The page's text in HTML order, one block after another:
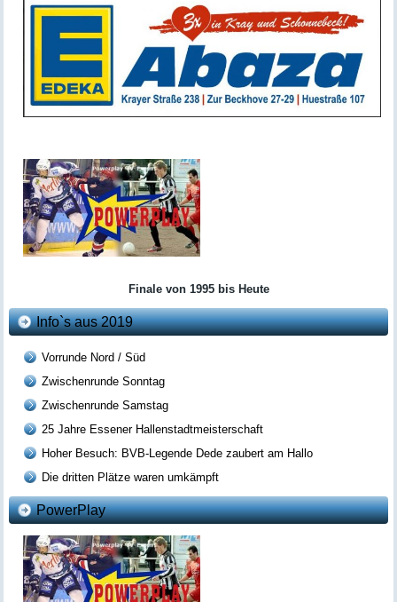
Finale von 1995 bis Heute
Info`s aus 2019
Vorrunde Nord / Süd
Zwischenrunde Sonntag
Zwischenrunde Samstag
25 Jahre Essener Hallenstadtmeisterschaft
Hoher Besuch: BVB-Legende Dede zaubert am Hallo
Die dritten Plätze waren umkämpft
PowerPlay